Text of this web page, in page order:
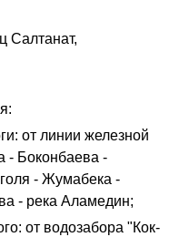
Салтанат,
от линии железной
- Боконбаева -
- Жумабека -
- река Аламедин;
от водозабора "Кок-